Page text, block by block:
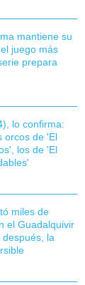
mantiene su
juego más
prepara
lo confirma:
orcos de 'El
los de 'El
miles de
el Guadalquivir
la